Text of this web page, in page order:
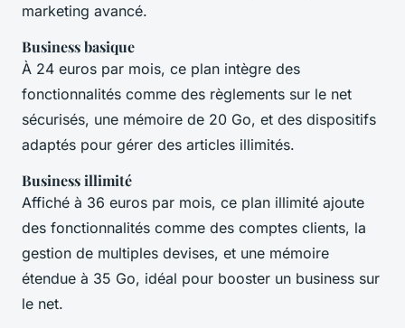
marketing avancé.
Business basique
À 24 euros par mois, ce plan intègre des
fonctionnalités comme des règlements sur le net
sécurisés, une mémoire de 20 Go, et des dispositifs
adaptés pour gérer des articles illimités.
Business illimité
Affiché à 36 euros par mois, ce plan illimité ajoute
des fonctionnalités comme des comptes clients, la
gestion de multiples devises, et une mémoire
étendue à 35 Go, idéal pour booster un business sur
le net.